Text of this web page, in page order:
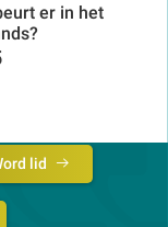
er in het
lid